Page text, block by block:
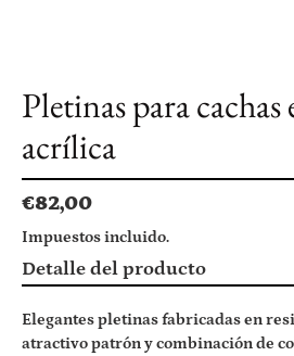
Pletinas para cachas
acrílica
Precio
habitual
€82,00
Impuestos incluido.
Agregando
el
Detalle del producto
Elegantes pletinas fabricadas en
atractivo patrón y combinación de